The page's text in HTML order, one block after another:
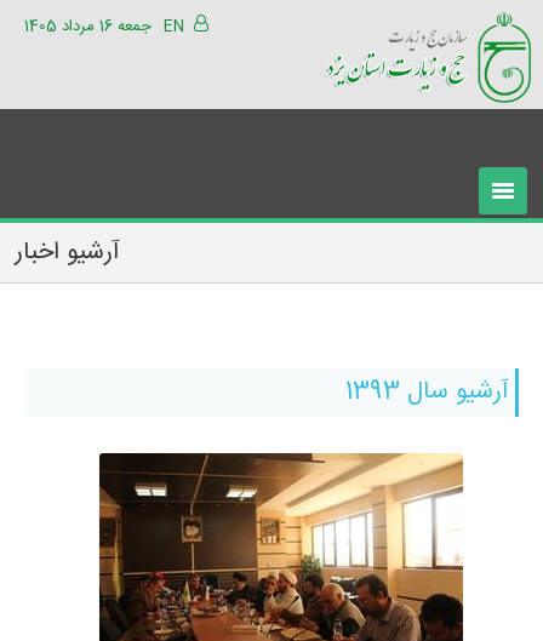
جمعه 16 مرداد 1405 EN
آرشیو اخبار
آرشیو سال 1393